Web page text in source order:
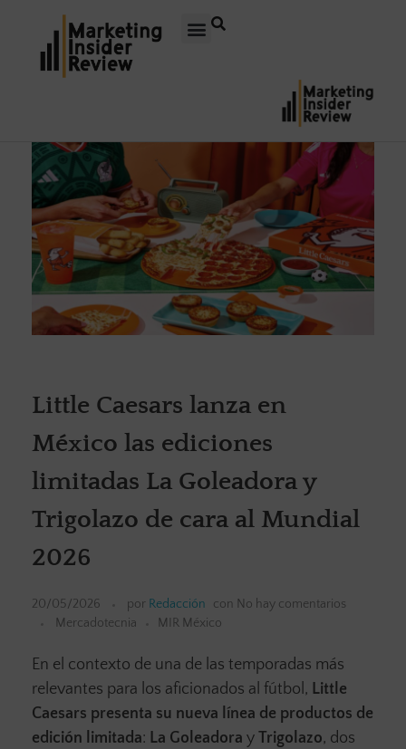
Little Caesars lanza en
México las ediciones
limitadas La Goleadora y
Trigolazo de cara al Mundial
2026
20/05/2026 por Redacción con No hay comentarios
Mercadotecnia
MIR México
En el contexto de una de las temporadas más
relevantes para los aficionados al fútbol, Little
Caesars presenta su nueva línea de productos de
edición limitada: La Goleadora y Trigolazo, dos